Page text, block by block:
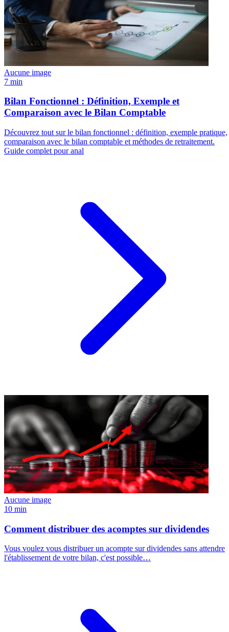
Aucune image
7 min
Bilan Fonctionnel : Définition, Exemple et
Comparaison avec le Bilan Comptable
Découvrez tout sur le bilan fonctionnel : définition, exemple pratique,
comparaison avec le bilan comptable et méthodes de retraitement.
Guide complet pour anal
Aucune image
10 min
Comment distribuer des acomptes sur dividendes
Vous voulez vous distribuer un acompte sur dividendes sans attendre
l'établissement de votre bilan, c'est possible…